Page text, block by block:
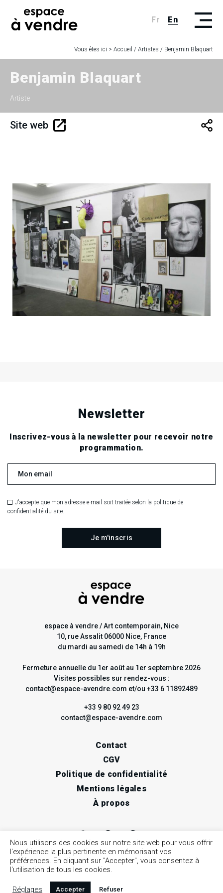
Fr En
Vous êtes ici > Accueil / Artistes / Benjamin Blaquart
Benjamin Blaquart
Artiste
Site web
11 Sep
21
2009
Newsletter
Inscrivez-vous à la newsletter pour recevoir notre
programmation.
J'accepte que mon adresse e-mail soit traitée selon la politique de
confidentialité du site.
espace à vendre / Art contemporain, Nice
10, rue Assalit 06000 Nice, France
du mardi au samedi de 14h à 19h
Fermeture annuelle du 1er août au 1er septembre 2026
Visites possibles sur rendez-vous :
contact@espace-avendre.com et/ou +33 6 11892489
+33 9 80 92 49 23
contact@espace-avendre.com
Contact
CGV
Politique de confidentialité
Mentions légales
À propos
© 2026 espace à vendre / Art contemporain, Nice •
RECHERCHE EN COURS
...
Nous utilisons des cookies sur notre site web pour vous offrir
l'expérience la plus pertinente en mémorisant vos
préférences. En cliquant sur "Accepter", vous consentez à
l'utilisation de tous les cookies.
Réglages Accepter Refuser